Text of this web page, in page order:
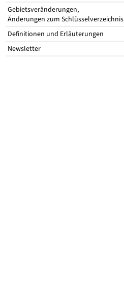
Gebietsveränderungen,
Änderungen zum Schlüsselverzeichnis
Definitionen und Erläuterungen
Newsletter